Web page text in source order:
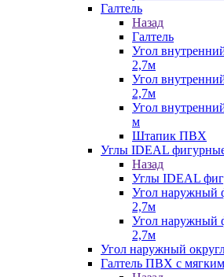
Галтель
Назад
Галтель
Угол
2,7м
Угол
2,7м
Угол
м
Штапик ПВХ
Углы IDEAL
Назад
Углы IDEAL
Угол наружный
2,7м
Угол наружный
2,7м
Угол наружный
Галтель ПВХ с